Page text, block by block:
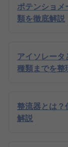
ポテンショ
類を徹底解説
アイソレー
種類までを整
整流器とは？
解説